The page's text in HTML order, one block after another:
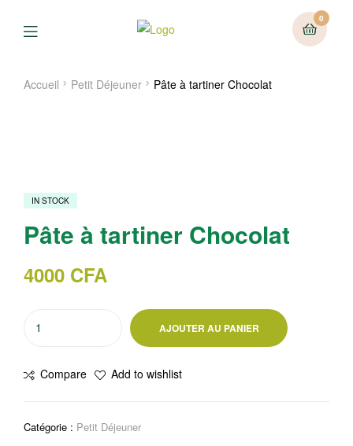
0
Menu
Accueil Petit Déjeuner Pâte à tartiner Chocolat
IN STOCK
Pâte à tartiner Chocolat
4000 CFA
à
AJOUTER AU PANIER
Compare Add to wishlist
Catégorie : Petit Déjeuner